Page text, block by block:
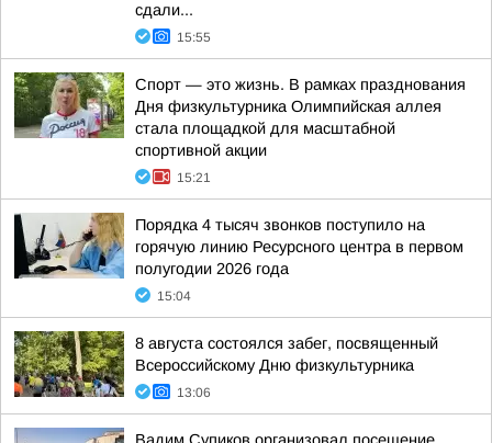
сдали...
15:55
Спорт — это жизнь. В рамках празднования
Дня физкультурника Олимпийская аллея
стала площадкой для масштабной
спортивной акции
15:21
Порядка 4 тысяч звонков поступило на
горячую линию Ресурсного центра в первом
полугодии 2026 года
15:04
8 августа состоялся забег, посвященный
Всероссийскому Дню физкультурника
13:06